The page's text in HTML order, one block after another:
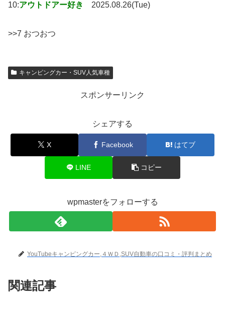
10:アウトドアー好き 2025.08.26(Tue)
>>7 おつおつ
キャンピングカー・SUV人気車種
スポンサーリンク
シェアする
X Facebook はてブ
LINE コピー
wpmasterをフォローする
YouTubeキャンピングカー,４ＷＤ,SUV自動車の口コミ・評判まとめ
関連記事